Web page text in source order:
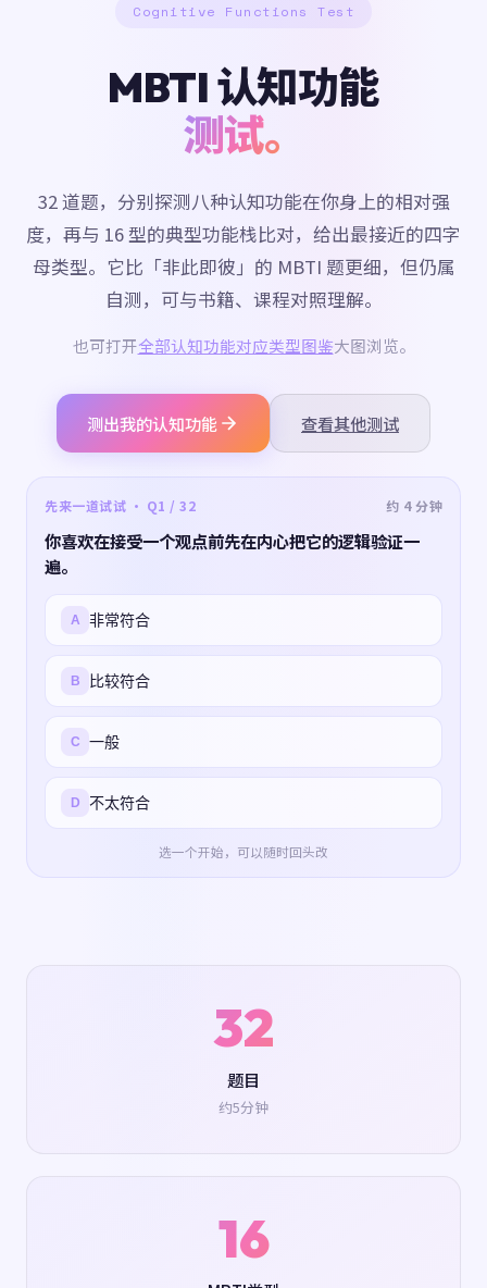
Cognitive Functions Test
MBTI 认知功能
测试。
32 道题，分别探测八种认知功能在你身上的相对强
度，再与 16 型的典型功能栈比对，给出最接近的四字
母类型。它比「非此即彼」的 MBTI 题更细，但仍属
自测，可与书籍、课程对照理解。
也可打开全部认知功能对应类型图鉴大图浏览。
测出我的认知功能 查看其他测试
先来一道试试 · Q1 / 32 约 4 分钟
你喜欢在接受一个观点前先在内心把它的逻辑验证一
遍。
A 非常符合
B 比较符合
C 一般
D 不太符合
选一个开始，可以随时回头改
32
题目
约5分钟
16